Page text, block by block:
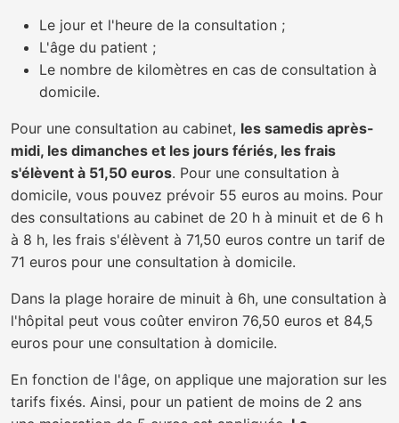
Le jour et l'heure de la consultation ;
L'âge du patient ;
Le nombre de kilomètres en cas de consultation à
domicile.
Pour une consultation au cabinet, les samedis après-
midi, les dimanches et les jours fériés, les frais
s'élèvent à 51,50 euros. Pour une consultation à
domicile, vous pouvez prévoir 55 euros au moins. Pour
des consultations au cabinet de 20 h à minuit et de 6 h
à 8 h, les frais s'élèvent à 71,50 euros contre un tarif de
71 euros pour une consultation à domicile.
Dans la plage horaire de minuit à 6h, une consultation à
l'hôpital peut vous coûter environ 76,50 euros et 84,5
euros pour une consultation à domicile.
En fonction de l'âge, on applique une majoration sur les
tarifs fixés. Ainsi, pour un patient de moins de 2 ans